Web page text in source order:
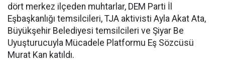
dört merkez ilçeden muhtarlar, DEM Parti İl
Eşbaşkanlığı temsilcileri, TJA aktivisti Ayla Akat Ata,
Büyükşehir Belediyesi temsilcileri ve Şiyar Be
Uyuşturucuyla Mücadele Platformu Eş Sözcüsü
Murat Kan katıldı.